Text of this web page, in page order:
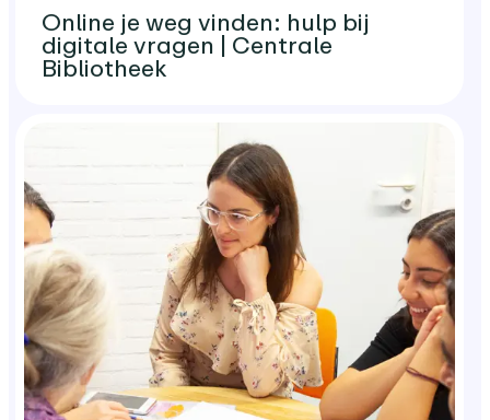
Online je weg vinden: hulp bij
digitale vragen | Centrale
Bibliotheek